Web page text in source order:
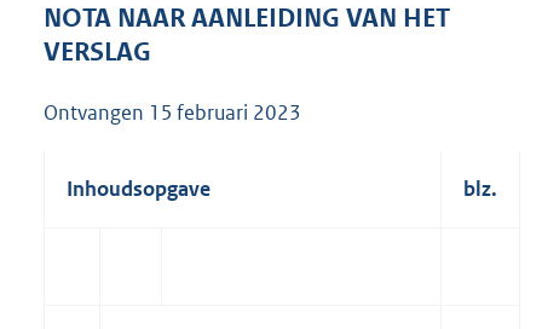
K
NOTA NAAR AANLEIDING VAN HET
VERSLAG
Ontvangen 15 februari 2023
Inhoudsopgave blz.